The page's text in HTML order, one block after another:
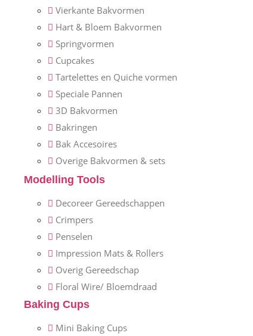
Vierkante Bakvormen
Hart & Bloem Bakvormen
Springvormen
Cupcakes
Tartelettes en Quiche vormen
Speciale Pannen
3D Bakvormen
Bakringen
Bak Accesoires
Overige Bakvormen & sets
Modelling Tools
Decoreer Gereedschappen
Crimpers
Penselen
Impression Mats & Rollers
Overig Gereedschap
Floral Wire/ Bloemdraad
Baking Cups
Mini Baking Cups